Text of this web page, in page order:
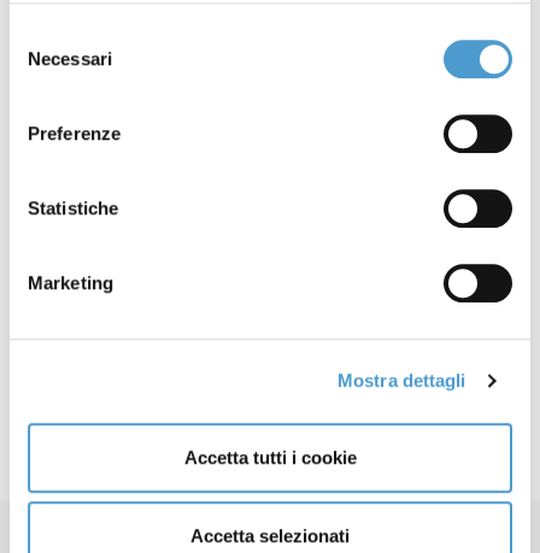
delNecessari
Preferenze
Statistiche
Marketing
Mostra dettagli
Accetta tutti i cookie
Accetta selezionati
X
Mastodon